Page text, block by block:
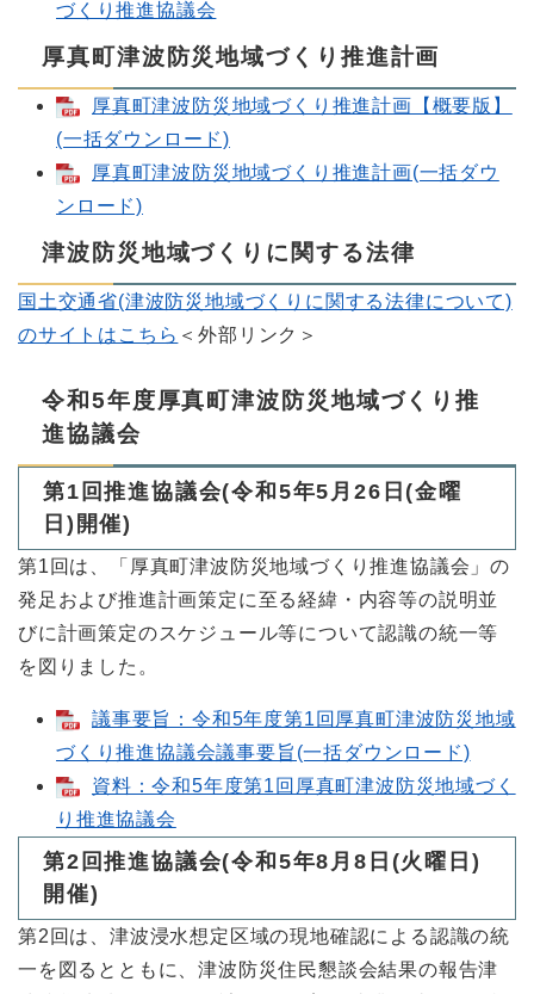
づくり推進協議会
厚真町津波防災地域づくり推進計画
厚真町津波防災地域づくり推進計画【概要版】
(一括ダウンロード)
厚真町津波防災地域づくり推進計画(一括ダウ
ンロード)
津波防災地域づくりに関する法律
国土交通省(津波防災地域づくりに関する法律について)
のサイトはこちら ＜外部リンク＞
令和5年度厚真町津波防災地域づくり推
進協議会
第1回推進協議会(令和5年5月26日(金曜
日)開催)
第1回は、「厚真町津波防災地域づくり推進協議会」の
発足および推進計画策定に至る経緯・内容等の説明並
びに計画策定のスケジュール等について認識の統一等
を図りました。
議事要旨：令和5年度第1回厚真町津波防災地域
づくり推進協議会議事要旨(一括ダウンロード)
資料：令和5年度第1回厚真町津波防災地域づく
り推進協議会
第2回推進協議会(令和5年8月8日(火曜日)
開催)
第2回は、津波浸水想定区域の現地確認による認識の統
一を図るとともに、津波防災住民懇談会結果の報告津